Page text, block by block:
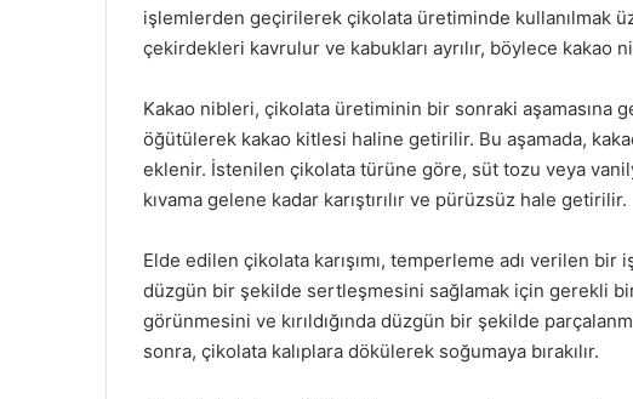
işlemlerden geçirilerek çikolata üretiminde kullanılmak
çekirdekleri kavrulur ve kabukları ayrılır, böylece kakao
Kakao nibleri, çikolata üretiminin bir sonraki aşamasına
öğütülerek kakao kitlesi haline getirilir. Bu aşamada,
eklenir. İstenilen çikolata türüne göre, süt tozu veya
kıvama gelene kadar karıştırılır ve pürüzsüz hale getirilir.
Elde edilen çikolata karışımı, temperleme adı verilen
düzgün bir şekilde sertleşmesini sağlamak için gerekli bir
görünmesini ve kırıldığında düzgün bir şekilde
sonra, çikolata kalıplara dökülerek soğumaya bırakılır.